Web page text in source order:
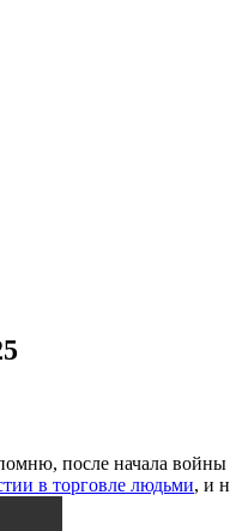
после начала
в торговле людьми, и